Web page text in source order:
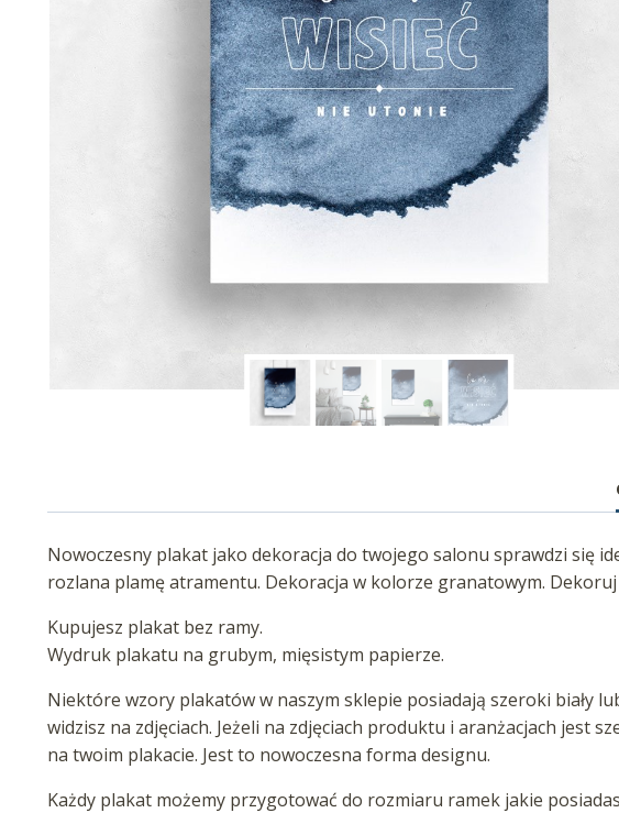
Nowoczesny plakat jako dekoracja do twojego salonu sprawdzi się
rozlana plamę atramentu. Dekoracja w kolorze granatowym.
Kupujesz plakat bez ramy.
Wydruk plakatu na grubym, mięsistym papierze.
Niektóre wzory plakatów w naszym sklepie posiadają szeroki biały
widzisz na zdjęciach. Jeżeli na zdjęciach produktu i aranżacjach jest
na twoim plakacie. Jest to nowoczesna forma designu.
Każdy plakat możemy przygotować do rozmiaru ramek jakie